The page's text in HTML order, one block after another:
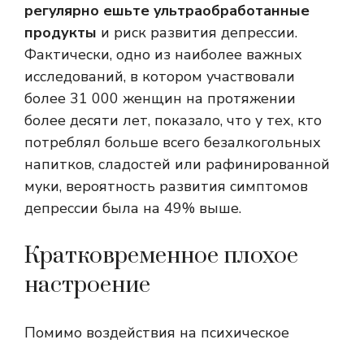
регулярно ешьте ультраобработанные
продукты и риск развития депрессии.
Фактически, одно из наиболее важных
исследований, в котором участвовали
более 31 000 женщин на протяжении
более десяти лет, показало, что у тех, кто
потреблял больше всего безалкогольных
напитков, сладостей или рафинированной
муки, вероятность развития симптомов
депрессии была на 49% выше.
Кратковременное плохое
настроение
Помимо воздействия на психическое